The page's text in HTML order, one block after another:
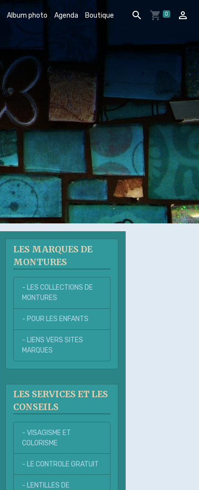
Album photo Agenda Boutique 0
LES MARQUES DE
MONTURES
- LES COLLECTIONS DE
MONTURES
- POUR LES ENFANTS
- LIENS VERS SITES
MARQUES
LES SERVICES ET LES
CONSEILS
- VISAGISME ET
COLORISME
- LE CONTROLE GRATUIT
- LENTILLES DE